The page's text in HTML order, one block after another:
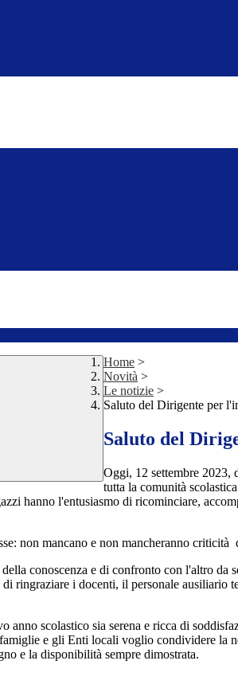
Home >
Novità >
Le notizie >
Saluto del Dirigente per
Saluto del
Oggi, 12 settembre 2023,
tutta la comunità
hanno l'entusiasmo di ricominciare,
non mancano e non mancheranno criticità
conoscenza e di confronto con l'altro da
ringraziare i docenti, il personale
scolastico sia serena e ricca di
e gli Enti locali voglio condividere la
e la disponibilità sempre dimostrata.